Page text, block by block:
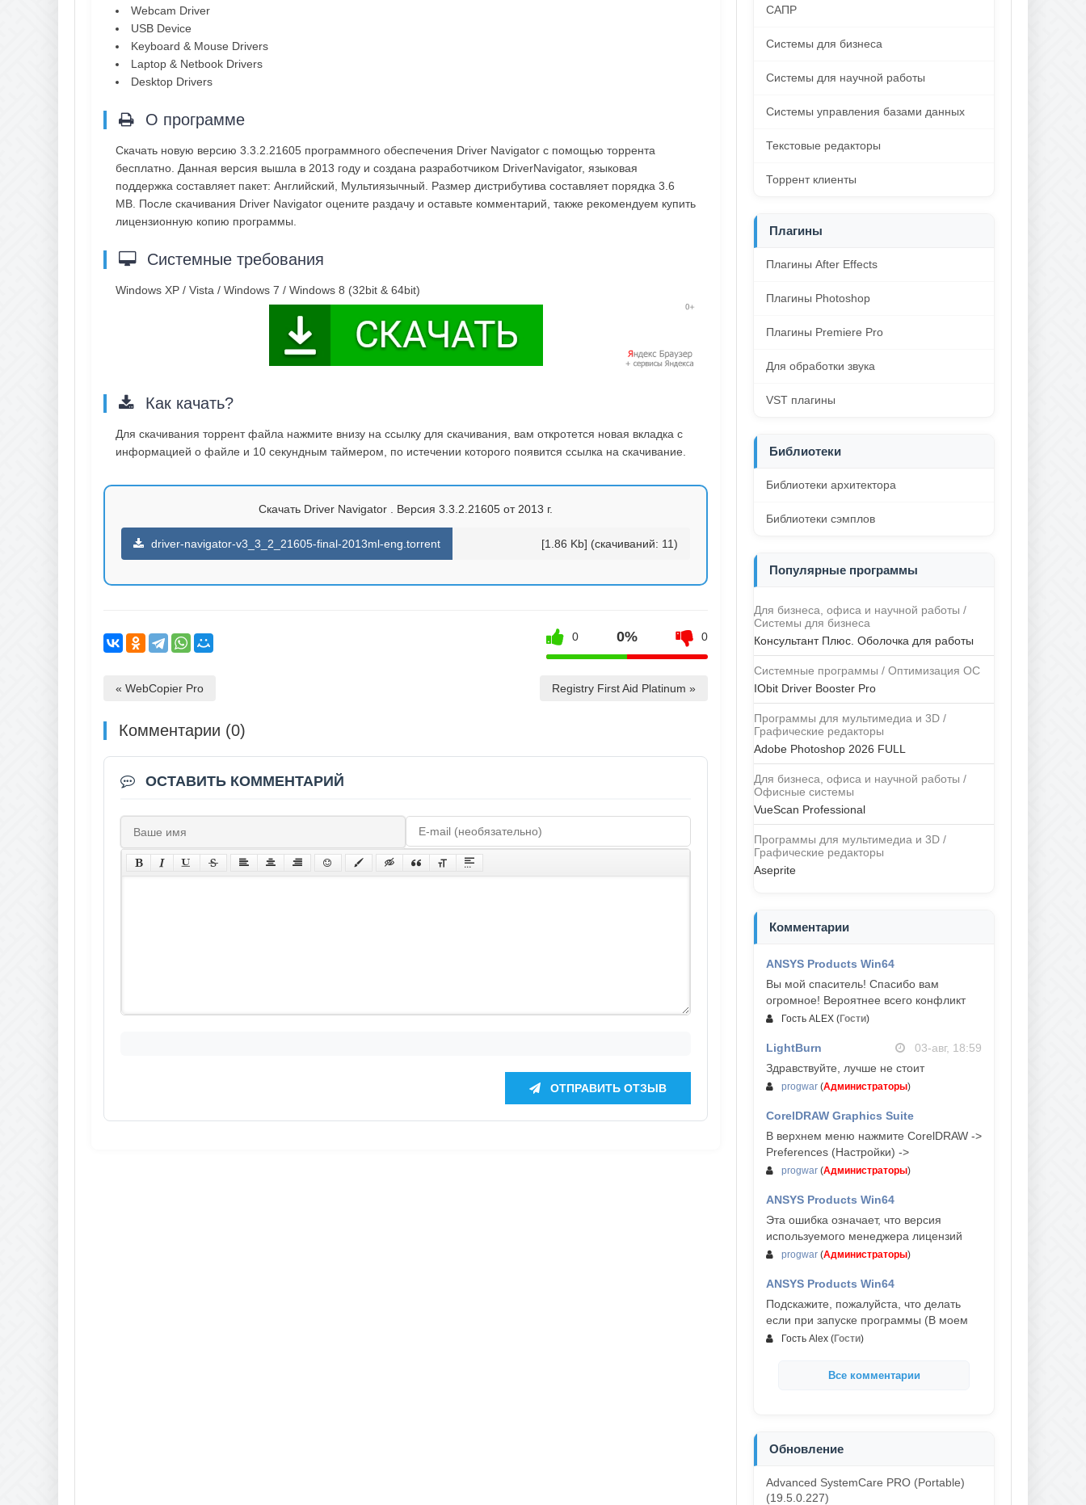
Webcam Driver
USB Device
Keyboard & Mouse Drivers
Laptop & Netbook Drivers
Desktop Drivers
О программе
Скачать новую версию 3.3.2.21605 программного обеспечения Driver Navigator с помощью торрента
бесплатно. Данная версия вышла в 2013 году и создана разработчиком DriverNavigator, языковая
поддержка составляет пакет: Английский, Мультиязычный. Размер дистрибутива составляет порядка 3.6
MB. После скачивания Driver Navigator оцените раздачу и оставьте комментарий, также рекомендуем купить
лицензионную копию программы.
Системные требования
Windows XP / Vista / Windows 7 / Windows 8 (32bit & 64bit)
Как качать?
Для скачивания торрент файла нажмите внизу на ссылку для скачивания, вам откротется новая вкладка с
информацией о файле и 10 секундным таймером, по истечении которого появится ссылка на скачивание.
Скачать Driver Navigator . Версия 3.3.2.21605 от 2013 г.
driver-navigator-v3_3_2_21605-final-2013ml-eng.torrent [1.86 Kb] (cкачиваний: 11)
0 0% 0
« WebCopier Pro Registry First Aid Platinum »
Комментарии (0)
ОСТАВИТЬ КОММЕНТАРИЙ
ОТПРАВИТЬ ОТЗЫВ
САПР
Системы для бизнеса
Системы для научной работы
Системы управления базами данных
Текстовые редакторы
Торрент клиенты
Плагины
Плагины After Effects
Плагины Photoshop
Плагины Premiere Pro
Для обработки звука
VST плагины
Библиотеки
Библиотеки архитектора
Библиотеки сэмплов
Популярные программы
Для бизнеса, офиса и научной работы /
Системы для бизнеса
Консультант Плюс. Оболочка для работы
Системные программы / Оптимизация ОС
IObit Driver Booster Pro
Программы для мультимедиа и 3D /
Графические редакторы
Adobe Photoshop 2026 FULL
Для бизнеса, офиса и научной работы /
Офисные системы
VueScan Professional
Программы для мультимедиа и 3D /
Графические редакторы
Aseprite
Комментарии
ANSYS Products Win64
Вы мой спаситель! Спасибо вам
огромное! Вероятнее всего конфликт
Гость ALEX (Гости)
LightBurn
03-авг, 18:59
Здравствуйте, лучше не стоит
progwar (Администраторы)
CorelDRAW Graphics Suite
03-авг, 18:58
В верхнем меню нажмите CorelDRAW ->
Preferences (Настройки) ->
progwar (Администраторы)
ANSYS Products Win64
Эта ошибка означает, что версия
используемого менеджера лицензий
progwar (Администраторы)
ANSYS Products Win64
Подскажите, пожалуйста, что делать
если при запуске программы (В моем
Гость Alex (Гости)
Все комментарии
Обновление
Advanced SystemCare PRO (Portable)
(19.5.0.227)